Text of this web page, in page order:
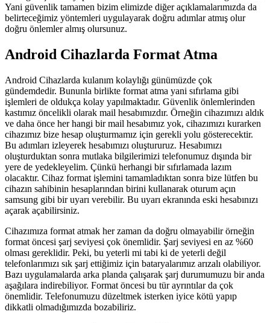
Yani güvenlik tamamen bizim elimizde diğer açıklamalarımızda da
belirteceğimiz yöntemleri uygulayarak doğru adımlar atmış olur
doğru önlemler almış olursunuz.
Android Cihazlarda Format Atma
Android Cihazlarda kulanım kolaylığı günümüzde çok
gündemdedir. Bununla birlikte format atma yani sıfırlama gibi
işlemleri de oldukça kolay yapılmaktadır. Güvenlik önlemlerinden
kastımız öncelikli olarak mail hesabımızdır. Örneğin cihazımızı aldık
ve daha önce her hangi bir mail hesabımız yok, cihazımızı kurarken
cihazımız bize hesap oluşturmamız için gerekli yolu gösterecektir.
Bu adımları izleyerek hesabımızı oluştururuz. Hesabımızı
oluşturduktan sonra mutlaka bilgilerimizi telefonumuz dışında bir
yere de yedekleyelim. Çünkü herhangi bir sıfırlamada lazım
olacaktır. Cihaz format işlemini tamamladıktan sonra bize lütfen bu
cihazın sahibinin hesaplarından birini kullanarak oturum açın
samsung gibi bir uyarı verebilir. Bu uyarı ekranında eski hesabınızı
açarak açabilirsiniz.
Cihazımıza format atmak her zaman da doğru olmayabilir örneğin
format öncesi şarj seviyesi çok önemlidir. Şarj seviyesi en az %60
olması gereklidir. Peki, bu yeterli mi tabi ki de yeterli değil
telefonlarımızı sık şarj ettiğimiz için bataryalarımız arızalı olabiliyor.
Bazı uygulamalarda arka planda çalışarak şarj durumumuzu bir anda
aşağılara indirebiliyor. Format öncesi bu tür ayrıntılar da çok
önemlidir. Telefonumuzu düzeltmek isterken iyice kötü yapıp
dikkatli olmadığımızda bozabiliriz.